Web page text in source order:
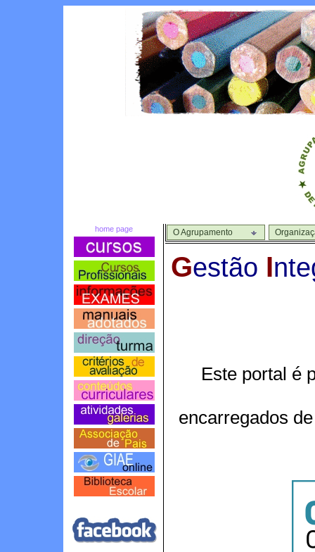
home page O Agrupamento
Gestão I
Este portal é
encarregados